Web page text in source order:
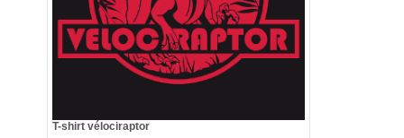
T-shirt vélociraptor